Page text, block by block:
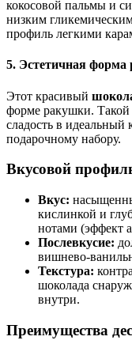
кокосовой пальмы и
низким
профиль легкими
5. Эстетичная
Этот красивый
форме ракушки. Такой
сладость в
подарочному набору.
Вкусовой
Вкус:
кислинкой и
нотами (эффект
Послевкусие:
вишнево-
Текстура:
шоколада
внутри.
Преимущества